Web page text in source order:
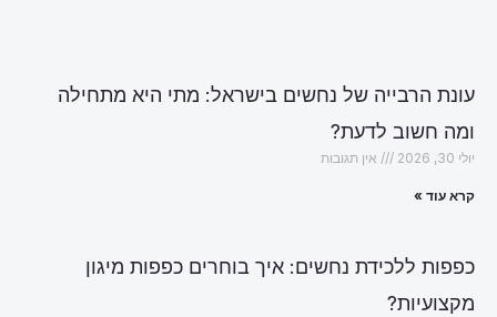
עונת הרבייה של נחשים בישראל: מתי היא מתחילה
ומה חשוב לדעת?
יולי 30, 2026 אין תגובות
קרא עוד »
כפפות ללכידת נחשים: איך בוחרים כפפות מיגון
מקצועיות?